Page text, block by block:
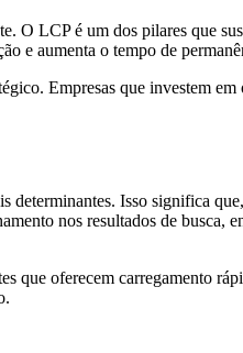
LCP é um dos pilares que
e aumenta o tempo de
Empresas que investem
Isso significa
nos resultados de busca,
que oferecem carregamento